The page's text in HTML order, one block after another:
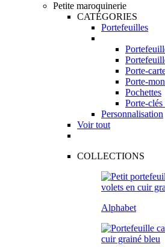
Petite maroquinerie
CATÉGORIES
Portefeuilles
Porte-
Porte-
Pochettes
Porte-clés
Personnalisation
Voir tout
COLLECTIONS
Alphabet